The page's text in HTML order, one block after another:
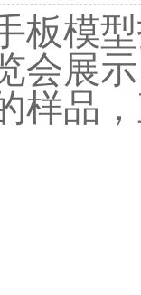
板模
会展
样品